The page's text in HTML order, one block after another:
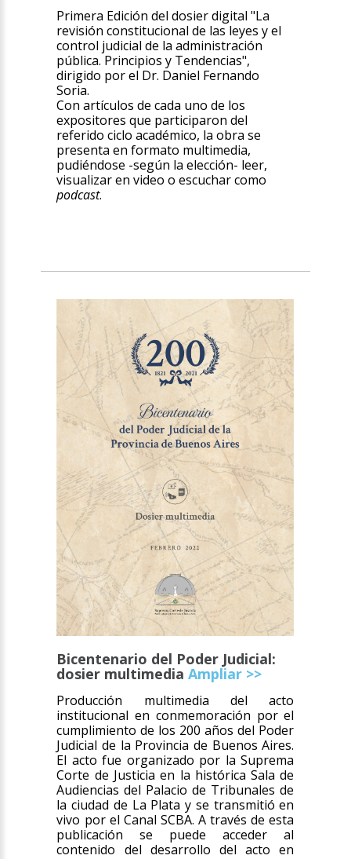
Primera Edición del dosier digital "La
revisión constitucional de las leyes y el
control judicial de la administración
pública. Principios y Tendencias",
dirigido por el Dr. Daniel Fernando
Soria.
Con artículos de cada uno de los
expositores que participaron del
referido ciclo académico, la obra se
presenta en formato multimedia,
pudiéndose -según la elección- leer,
visualizar en video o escuchar como
podcast.
Bicentenario del Poder Judicial:
dosier multimediaAmpliar >>
Producción multimedia del acto
institucional en conmemoración por el
cumplimiento de los 200 años del Poder
Judicial de la Provincia de Buenos Aires.
El acto fue organizado por la Suprema
Corte de Justicia en la histórica Sala de
Audiencias del Palacio de Tribunales de
la ciudad de La Plata y se transmitió en
vivo por el Canal SCBA. A través de esta
publicación se puede acceder al
contenido del desarrollo del acto en